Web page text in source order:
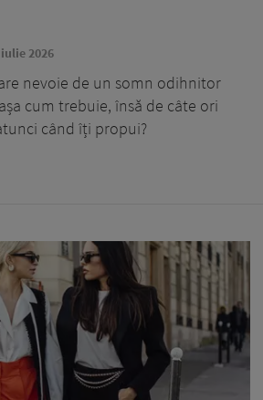
iulie 2026
nevoie de un somn odihnitor
cum trebuie, însă de câte ori
când îți propui?